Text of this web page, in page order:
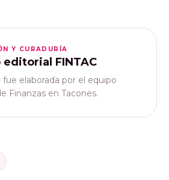
Y CURADURÍA
editorial FINTAC
fue elaborada por el equipo
Finanzas en Tacones.